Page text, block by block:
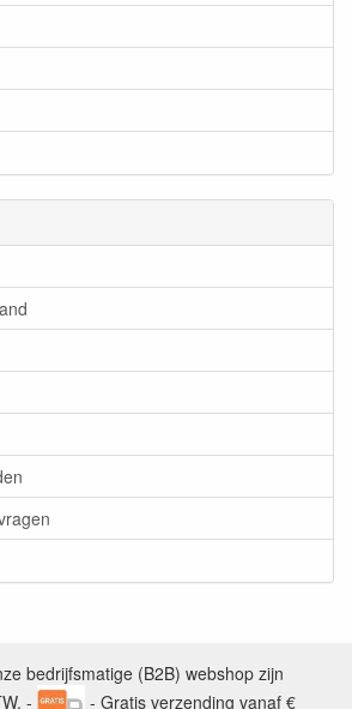
bedrijfsmatige (B2B) webshop zijn
-
- Gratis verzending vanaf €